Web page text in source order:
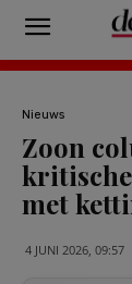
Nieuws
Zoon
met
4 JUNI 2026, 09:57